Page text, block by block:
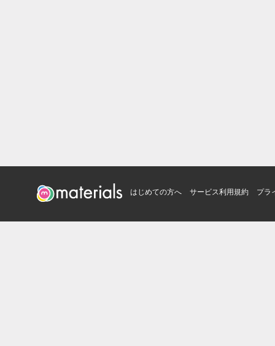
はじめての方へ サービス利用規約 プラ